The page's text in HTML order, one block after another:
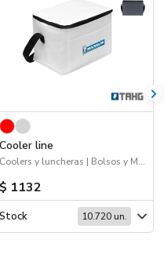
Cooler line
Coolers y luncheras | Bolsos y Mochilas
$ 1132
Stock 10.720 un.